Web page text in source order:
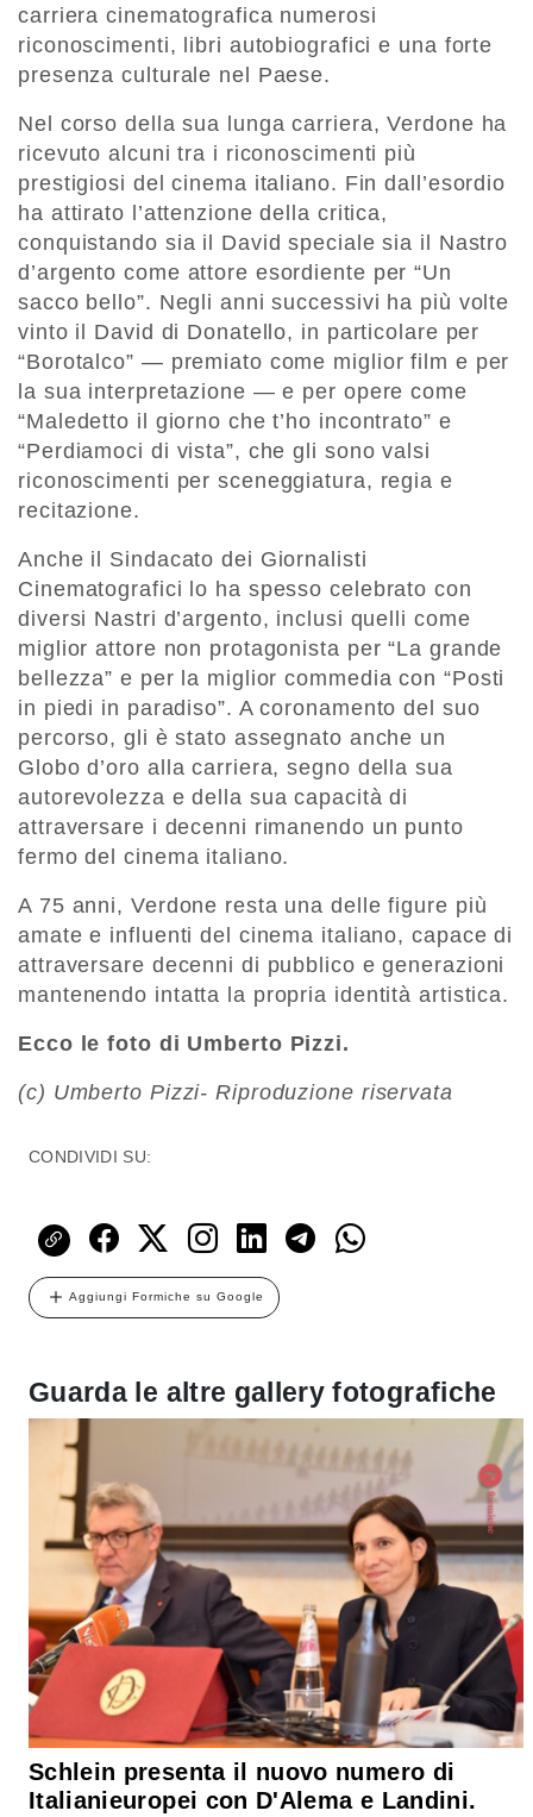
carriera cinematografica numerosi
riconoscimenti, libri autobiografici e una forte
presenza culturale nel Paese.
Nel corso della sua lunga carriera, Verdone ha
ricevuto alcuni tra i riconoscimenti più
prestigiosi del cinema italiano. Fin dall’esordio
ha attirato l’attenzione della critica,
conquistando sia il David speciale sia il Nastro
d’argento come attore esordiente per “Un
sacco bello”. Negli anni successivi ha più volte
vinto il David di Donatello, in particolare per
“Borotalco” — premiato come miglior film e per
la sua interpretazione — e per opere come
“Maledetto il giorno che t’ho incontrato” e
“Perdiamoci di vista”, che gli sono valsi
riconoscimenti per sceneggiatura, regia e
recitazione.
Anche il Sindacato dei Giornalisti
Cinematografici lo ha spesso celebrato con
diversi Nastri d’argento, inclusi quelli come
miglior attore non protagonista per “La grande
bellezza” e per la miglior commedia con “Posti
in piedi in paradiso”. A coronamento del suo
percorso, gli è stato assegnato anche un
Globo d’oro alla carriera, segno della sua
autorevolezza e della sua capacità di
attraversare i decenni rimanendo un punto
fermo del cinema italiano.
A 75 anni, Verdone resta una delle figure più
amate e influenti del cinema italiano, capace di
attraversare decenni di pubblico e generazioni
mantenendo intatta la propria identità artistica.
Ecco le foto di Umberto Pizzi.
(c) Umberto Pizzi- Riproduzione riservata
CONDIVIDI SU:
Aggiungi Formiche su Google
Guarda le altre gallery fotografiche
Schlein presenta il nuovo numero di
Italianieuropei con D'Alema e Landini.